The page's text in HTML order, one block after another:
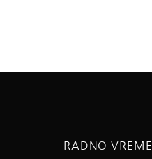
RADNO VREME